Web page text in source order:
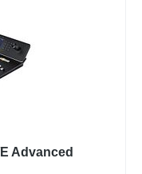
Advanced